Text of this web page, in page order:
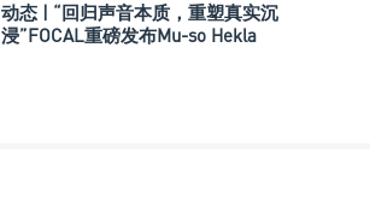
动态 | “回归声音本质，重塑真实沉
浸”FOCAL重磅发布Mu-so Hekla